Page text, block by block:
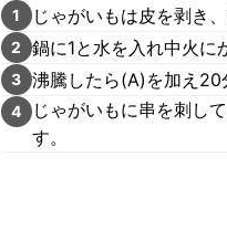
1 じゃがいもは皮を剥き
2 鍋に1と水を入れ中火に
3 沸騰したら(A)を加え20
4
じゃがいもに串を刺し
す。